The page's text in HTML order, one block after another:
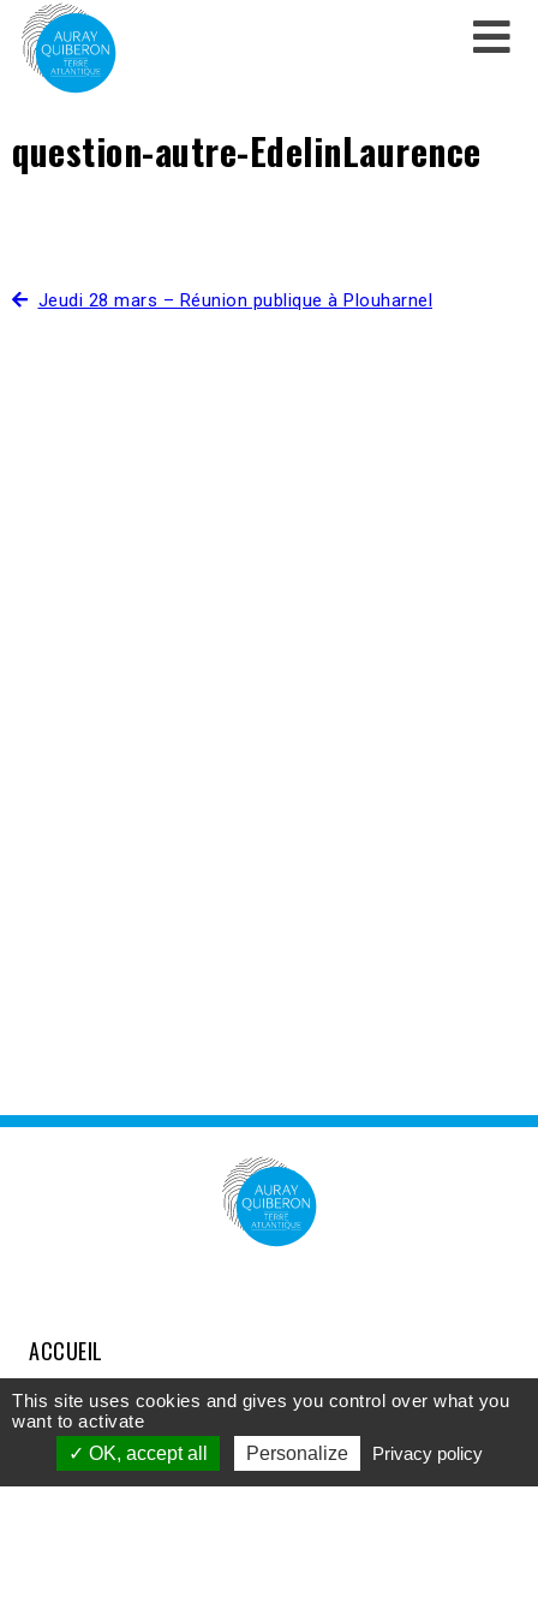
question-autre-EdelinLaurence
Jeudi 28 mars – Réunion publique à Plouharnel
ACCUEIL
COMPRENDRE
DÉCOUVRIR
This site uses cookies and gives you control over what you
want to activate
OK, accept all
Personalize Privacy policy